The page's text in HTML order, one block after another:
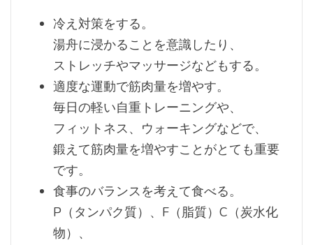
冷え対策をする。
湯舟に浸かることを意識したり、
ストレッチやマッサージなどもする。
適度な運動で筋肉量を増やす。
毎日の軽い自重トレーニングや、
フィットネス、ウォーキングなどで、
鍛えて筋肉量を増やすことがとても重要
です。
食事のバランスを考えて食べる。
P（タンパク質）、F（脂質）C（炭水化
物）、